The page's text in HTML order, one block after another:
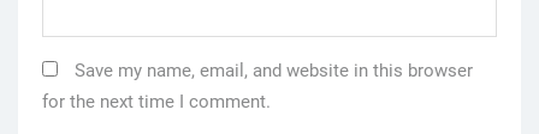
Save my name, email, and website in this browser
for the next time I comment.